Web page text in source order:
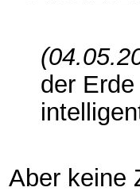
der
Aber keine